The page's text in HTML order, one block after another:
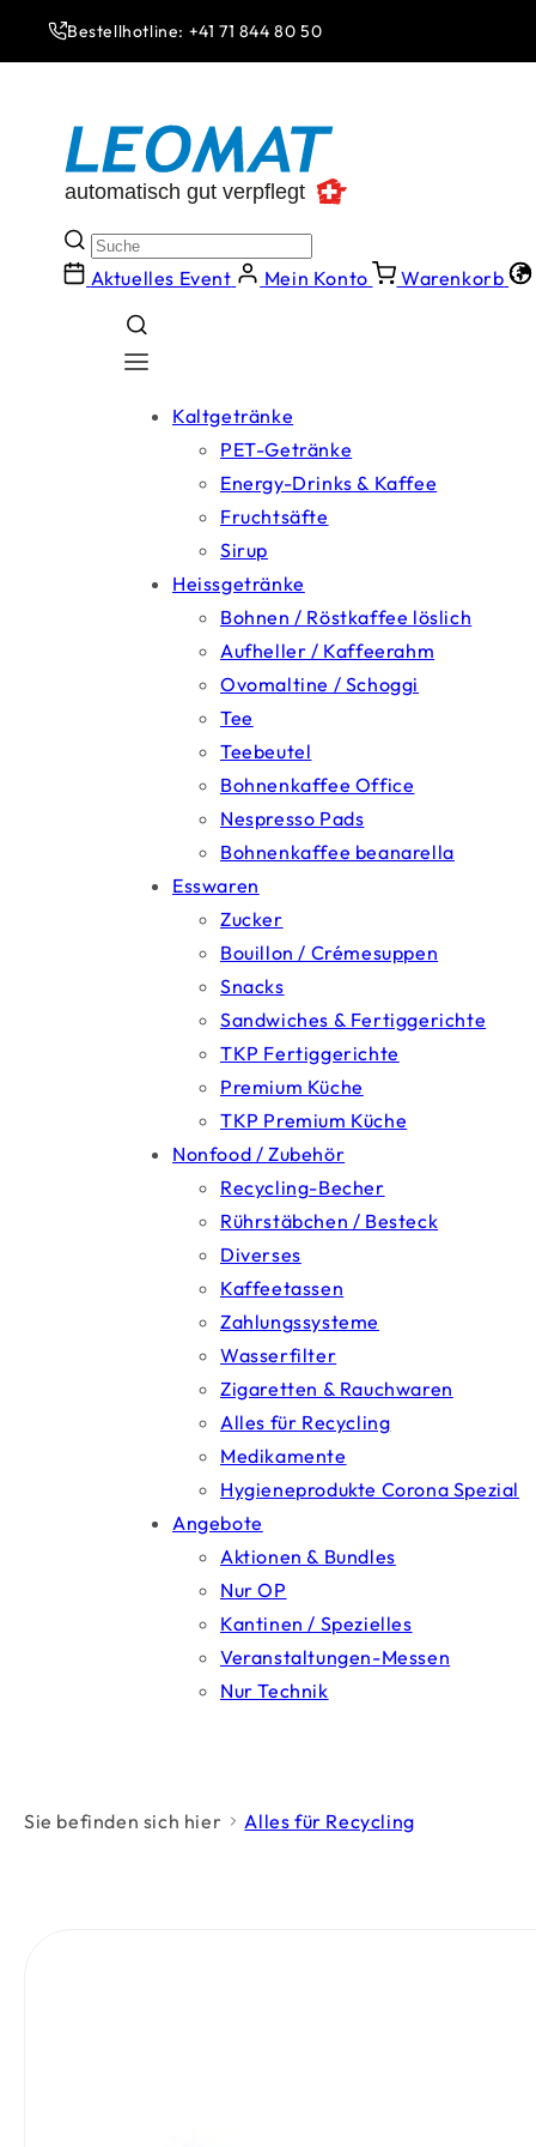
zum
Inhalt
Bestellhotline: +41 71 844 80 50
Aktuelles Event Mein Konto Warenkorb
Kaltgetränke
PET-Getränke
Energy-Drinks & Kaffee
Fruchtsäfte
Sirup
Heissgetränke
Bohnen / Röstkaffee löslich
Aufheller / Kaffeerahm
Ovomaltine / Schoggi
Tee
Teebeutel
Bohnenkaffee Office
Nespresso Pads
Bohnenkaffee beanarella
Esswaren
Zucker
Bouillon / Crémesuppen
Snacks
Sandwiches & Fertiggerichte
TKP Fertiggerichte
Premium Küche
TKP Premium Küche
Nonfood / Zubehör
Recycling-Becher
Rührstäbchen / Besteck
Diverses
Kaffeetassen
Zahlungssysteme
Wasserfilter
Zigaretten & Rauchwaren
Alles für Recycling
Medikamente
Hygieneprodukte Corona Spezial
Angebote
Aktionen & Bundles
Nur OP
Kantinen / Spezielles
Veranstaltungen-Messen
Nur Technik
Sie befinden sich hier Alles für Recycling